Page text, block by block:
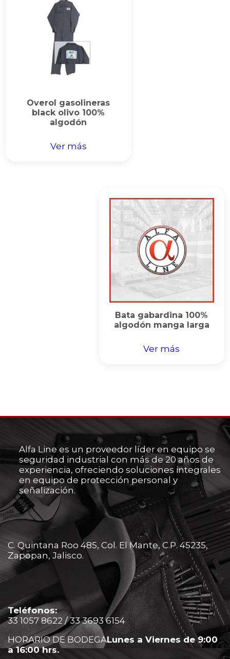
Overol gasolineras
black olivo 100%
algodón
Ver más
Bata gabardina 100%
algodón manga larga
Ver más
Alfa Line es un proveedor líder en equipo se
seguridad industrial con más de 20 años de
experiencia, ofreciendo soluciones integrales
en equipo de protección personal y
señalización.
C. Quintana Roo 485, Col. El Mante, C.P. 45235,
Zapopan, Jalisco.
Teléfonos:
33 1057 8622 / 33 3693 6154
HORARIO DE BODEGALunes a Viernes de 9:00
a 16:00 hrs.